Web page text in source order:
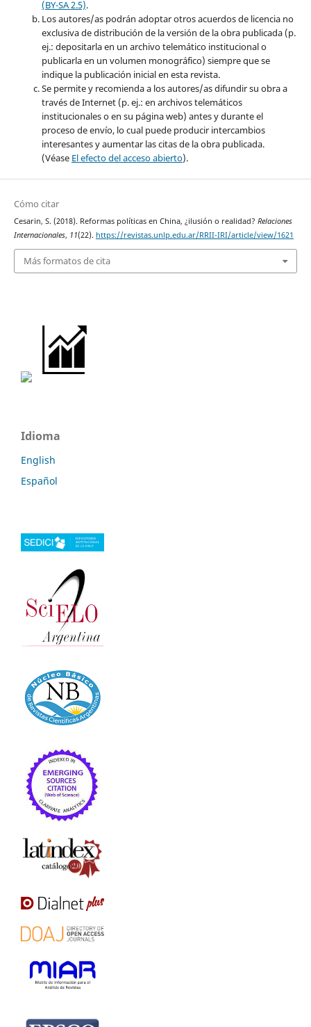
(BY-SA 2.5).
Los autores/as podrán adoptar otros acuerdos de licencia no
exclusiva de distribución de la versión de la obra publicada (p.
ej.: depositarla en un archivo telemático institucional o
publicarla en un volumen monográfico) siempre que se
indique la publicación inicial en esta revista.
Se permite y recomienda a los autores/as difundir su obra a
través de Internet (p. ej.: en archivos telemáticos
institucionales o en su página web) antes y durante el
proceso de envío, lo cual puede producir intercambios
interesantes y aumentar las citas de la obra publicada.
(Véase El efecto del acceso abierto).
Cómo citar
Cesarin, S. (2018). Reformas políticas en China, ¿ilusión o realidad? Relaciones
Internacionales, 11(22). https://revistas.unlp.edu.ar/RRII-IRI/article/view/1621
Más formatos de cita
Idioma
English
Español